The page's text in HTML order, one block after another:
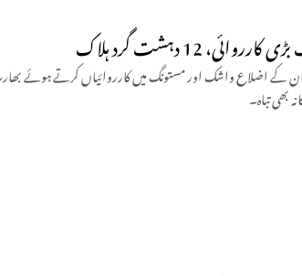
دہشت گرد ہلاک
ردالفتنہ-3 کے تحت بلوچستان کے اضلاع واشک اور مستونگ میں کارروائیاں کرتے